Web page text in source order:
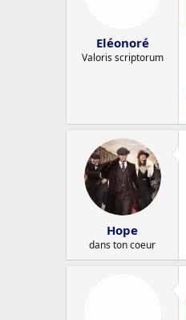
Eléonoré
Valoris scriptorum
Hope
dans ton coeur